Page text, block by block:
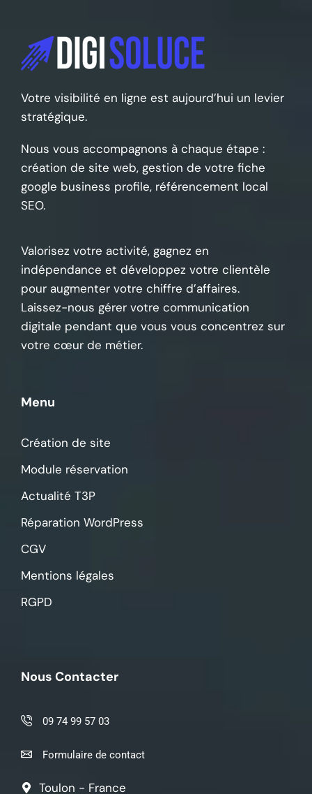
Votre visibilité en ligne est aujourd’hui un levier
stratégique.
Nous vous accompagnons à chaque étape :
création de site web, gestion de votre fiche
google business profile, référencement local
SEO.
Valorisez votre activité, gagnez en
indépendance et développez votre clientèle
pour augmenter votre chiffre d’affaires.
Laissez-nous gérer votre communication
digitale pendant que vous vous concentrez sur
votre cœur de métier.
Menu
Création de site
Module réservation
Actualité T3P
Réparation WordPress
CGV
Mentions légales
RGPD
Nous Contacter
09 74 99 57 03
Formulaire de contact
Toulon - France